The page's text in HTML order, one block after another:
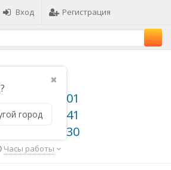
Вход Регистрация
✖
город
800 500 64 01
800 500 66 41
8 495 648 49 30
Часы работы